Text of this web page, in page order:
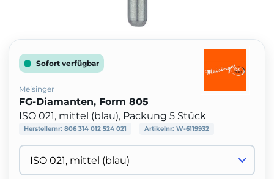
Sofort verfügbar
Meisinger
FG-Diamanten, Form 805
ISO 021, mittel (blau), Packung 5 Stück
Herstellernr: 806 314 012 524 021 Artikelnr: W-6119932